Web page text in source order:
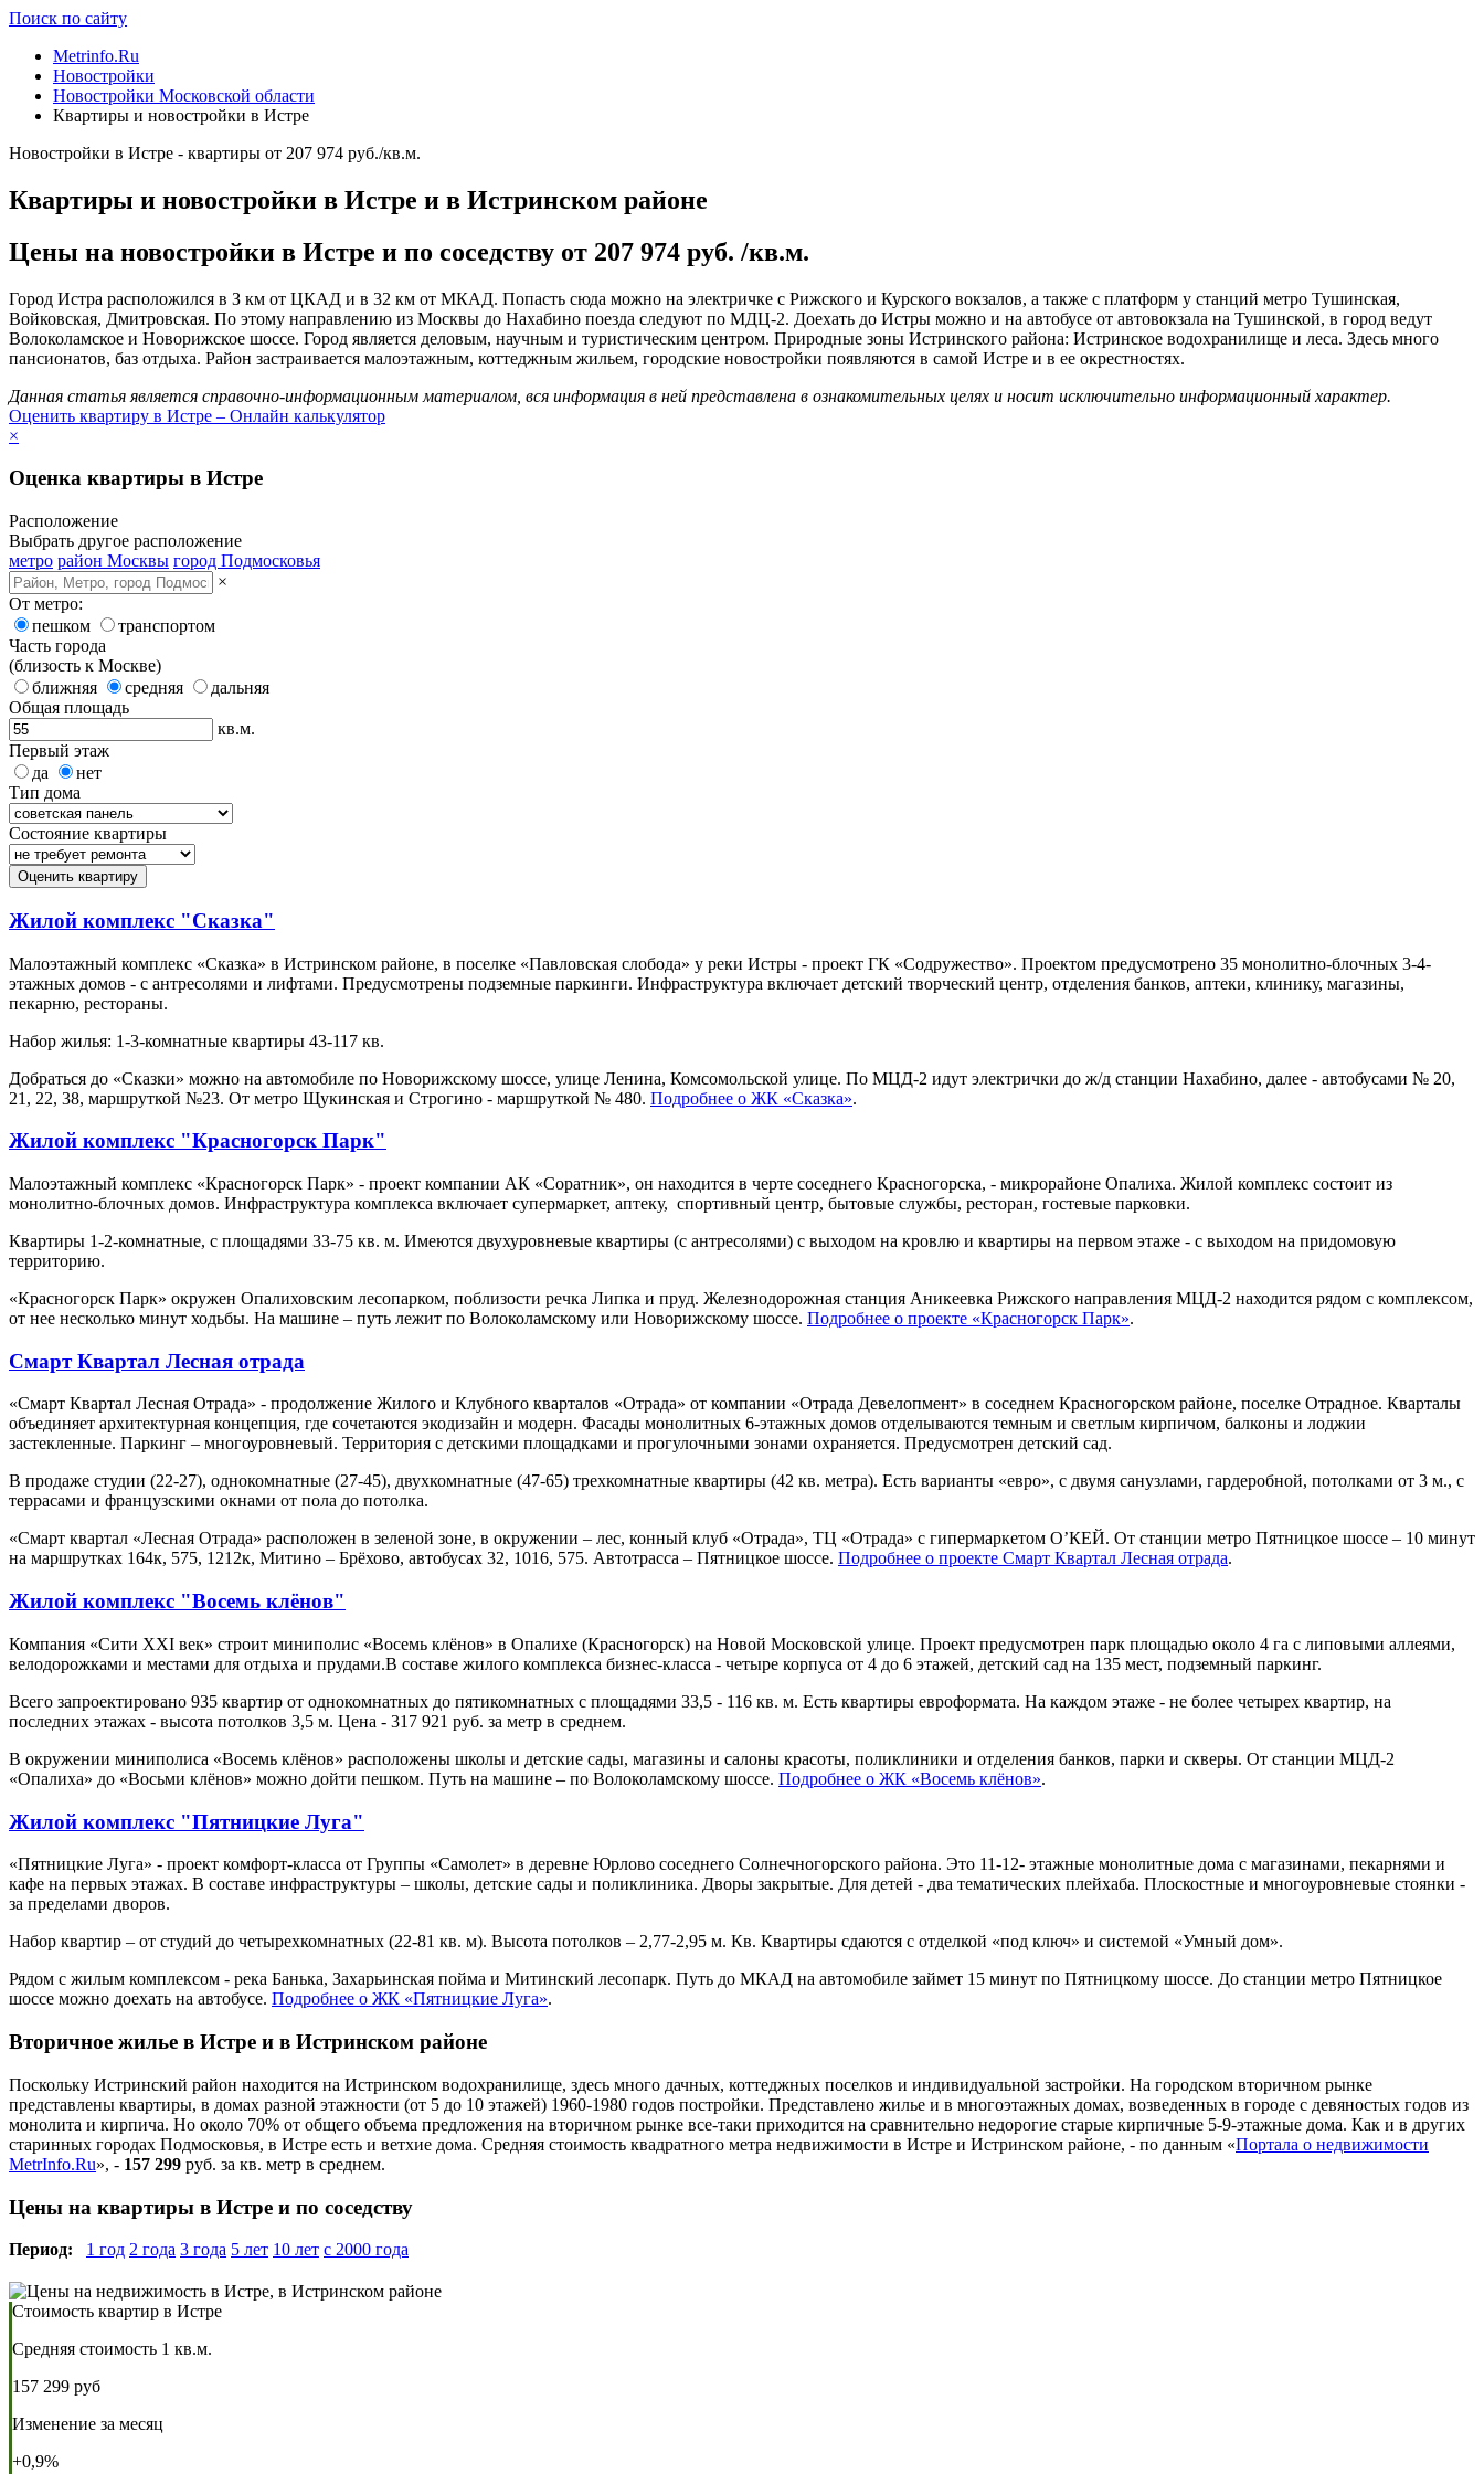
Поиск по сайту
Metrinfo.Ru
Новостройки
Новостройки Московской области
Квартиры и новостройки в Истре
Новостройки в Истре - квартиры от 207 974 руб./кв.м.
Квартиры и новостройки в Истре и в Истринском районе
Цены на новостройки в Истре и по соседству от 207 974 руб. /кв.м.
Город Истра расположился в З км от ЦКАД и в 32 км от МКАД. Попасть сюда можно на электричке с Рижского и Курского вокзалов, а также с платформ у станций метро Тушинская,
Войковская, Дмитровская. По этому направлению из Москвы до Нахабино поезда следуют по МДЦ-2. Доехать до Истры можно и на автобусе от автовокзала на Тушинской, в город ведут
Волоколамское и Новорижское шоссе. Город является деловым, научным и туристическим центром. Природные зоны Истринского района: Истринское водохранилище и леса. Здесь много
пансионатов, баз отдыха. Район застраивается малоэтажным, коттеджным жильем, городские новостройки появляются в самой Истре и в ее окрестностях.
Данная статья является справочно-информационным материалом, вся информация в ней представлена в ознакомительных целях и носит исключительно информационный характер.
Оценить квартиру в Истре – Онлайн калькулятор
×
Оценка квартиры в Истре
Расположение
Выбрать другое расположение
метро район Москвы город Подмосковья
×
От метро:
пешком
транспортом
Часть города
(близость к Москве)
ближняя
средняя
дальняя
Общая площадь
кв.м.
Первый этаж
да
нет
Тип дома
Состояние квартиры
Оценить квартиру
Жилой комплекс "Сказка"
Малоэтажный комплекс «Сказка» в Истринском районе, в поселке «Павловская слобода» у реки Истры - проект ГК «Содружество». Проектом предусмотрено 35 монолитно-блочных 3-4-
этажных домов - с антресолями и лифтами. Предусмотрены подземные паркинги. Инфраструктура включает детский творческий центр, отделения банков, аптеки, клинику, магазины,
пекарню, рестораны.
Набор жилья: 1-3-комнатные квартиры 43-117 кв.
Добраться до «Сказки» можно на автомобиле по Новорижскому шоссе, улице Ленина, Комсомольской улице. По МЦД-2 идут электрички до ж/д станции Нахабино, далее - автобусами № 20,
21, 22, 38, маршруткой №23. От метро Щукинская и Строгино - маршруткой № 480. Подробнее о ЖК «Сказка».
Жилой комплекс "Красногорск Парк"
Малоэтажный комплекс «Красногорск Парк» - проект компании АК «Соратник», он находится в черте соседнего Красногорска, - микрорайоне Опалиха. Жилой комплекс состоит из
монолитно-блочных домов. Инфраструктура комплекса включает супермаркет, аптеку, спортивный центр, бытовые службы, ресторан, гостевые парковки.
Квартиры 1-2-комнатные, с площадями 33-75 кв. м. Имеются двухуровневые квартиры (с антресолями) с выходом на кровлю и квартиры на первом этаже - с выходом на придомовую
территорию.
«Красногорск Парк» окружен Опалиховским лесопарком, поблизости речка Липка и пруд. Железнодорожная станция Аникеевка Рижского направления МЦД-2 находится рядом с комплексом,
от нее несколько минут ходьбы. На машине – путь лежит по Волоколамскому или Новорижскому шоссе. Подробнее о проекте «Красногорск Парк».
Смарт Квартал Лесная отрада
«Смарт Квартал Лесная Отрада» - продолжение Жилого и Клубного кварталов «Отрада» от компании «Отрада Девелопмент» в соседнем Красногорском районе, поселке Отрадное. Кварталы
объединяет архитектурная концепция, где сочетаются экодизайн и модерн. Фасады монолитных 6-этажных домов отделываются темным и светлым кирпичом, балконы и лоджии
застекленные. Паркинг – многоуровневый. Территория с детскими площадками и прогулочными зонами охраняется. Предусмотрен детский сад.
В продаже студии (22-27), однокомнатные (27-45), двухкомнатные (47-65) трехкомнатные квартиры (42 кв. метра). Есть варианты «евро», с двумя санузлами, гардеробной, потолками от 3 м., с
террасами и французскими окнами от пола до потолка.
«Смарт квартал «Лесная Отрада» расположен в зеленой зоне, в окружении – лес, конный клуб «Отрада», ТЦ «Отрада» с гипермаркетом О’КЕЙ. От станции метро Пятницкое шоссе – 10 минут
на маршрутках 164к, 575, 1212к, Митино – Брёхово, автобусах 32, 1016, 575. Автотрасса – Пятницкое шоссе. Подробнее о проекте Смарт Квартал Лесная отрада.
Жилой комплекс "Восемь клёнов"
Компания «Сити XXI век» строит миниполис «Восемь клёнов» в Опалихе (Красногорск) на Новой Московской улице. Проект предусмотрен парк площадью около 4 га с липовыми аллеями,
велодорожками и местами для отдыха и прудами.В составе жилого комплекса бизнес-класса - четыре корпуса от 4 до 6 этажей, детский сад на 135 мест, подземный паркинг.
Всего запроектировано 935 квартир от однокомнатных до пятикомнатных с площадями 33,5 - 116 кв. м. Есть квартиры евроформата. На каждом этаже - не более четырех квартир, на
последних этажах - высота потолков 3,5 м. Цена - 317 921 руб. за метр в среднем.
В окружении миниполиса «Восемь клёнов» расположены школы и детские сады, магазины и салоны красоты, поликлиники и отделения банков, парки и скверы. От станции МЦД-2
«Опалиха» до «Восьми клёнов» можно дойти пешком. Путь на машине – по Волоколамскому шоссе. Подробнее о ЖК «Восемь клёнов».
Жилой комплекс "Пятницкие Луга"
«Пятницкие Луга» - проект комфорт-класса от Группы «Самолет» в деревне Юрлово соседнего Солнечногорского района. Это 11-12- этажные монолитные дома с магазинами, пекарнями и
кафе на первых этажах. В составе инфраструктуры – школы, детские сады и поликлиника. Дворы закрытые. Для детей - два тематических плейхаба. Плоскостные и многоуровневые стоянки -
за пределами дворов.
Набор квартир – от студий до четырехкомнатных (22-81 кв. м). Высота потолков – 2,77-2,95 м. Кв. Квартиры сдаются с отделкой «под ключ» и системой «Умный дом».
Рядом с жилым комплексом - река Банька, Захарьинская пойма и Митинский лесопарк. Путь до МКАД на автомобиле займет 15 минут по Пятницкому шоссе. До станции метро Пятницкое
шоссе можно доехать на автобусе. Подробнее о ЖК «Пятницкие Луга».
Вторичное жилье в Истре и в Истринском районе
Поскольку Истринский район находится на Истринском водохранилище, здесь много дачных, коттеджных поселков и индивидуальной застройки. На городском вторичном рынке
представлены квартиры, в домах разной этажности (от 5 до 10 этажей) 1960-1980 годов постройки. Представлено жилье и в многоэтажных домах, возведенных в городе с девяностых годов из
монолита и кирпича. Но около 70% от общего объема предложения на вторичном рынке все-таки приходится на сравнительно недорогие старые кирпичные 5-9-этажные дома. Как и в других
старинных городах Подмосковья, в Истре есть и ветхие дома. Средняя стоимость квадратного метра недвижимости в Истре и Истринском районе, - по данным «Портала о недвижимости
MetrInfo.Ru», - 157 299 руб. за кв. метр в среднем.
Цены на квартиры в Истре и по соседству
Период: 1 год 2 года 3 года 5 лет 10 лет с 2000 года
Стоимость квартир в Истре
Средняя стоимость 1 кв.м.
157 299 руб
Изменение за месяц
+0,9%